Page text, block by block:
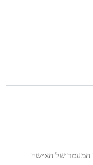
המעמד של האישה